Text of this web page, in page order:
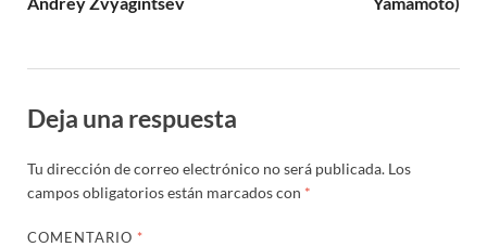
Deja una respuesta
Tu dirección de correo electrónico no será publicada. Los
campos obligatorios están marcados con *
COMENTARIO *